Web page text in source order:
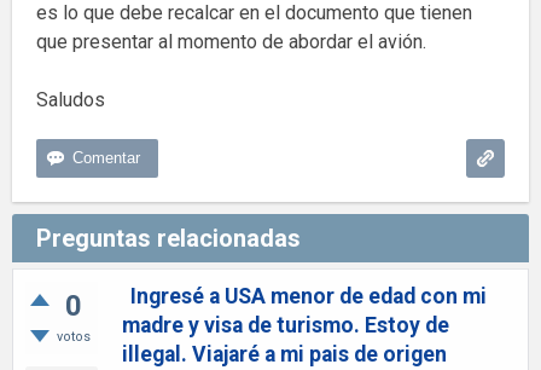
es lo que debe recalcar en el documento que tienen
que presentar al momento de abordar el avión.
Saludos
Preguntas relacionadas
0
votos
Ingresé a USA menor de edad con mi
madre y visa de turismo. Estoy de
illegal. Viajaré a mi pais de origen